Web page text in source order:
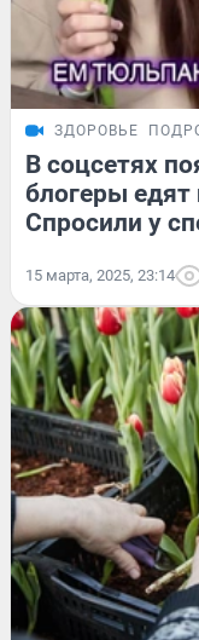
ЗДОРОВЬЕ
В соцсетях
блогеры
Спросили у
15 марта, 2025, 23:14